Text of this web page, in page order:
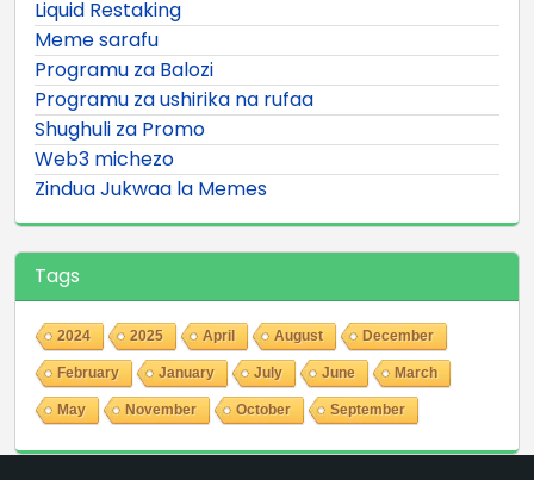
Liquid Restaking
Meme sarafu
Programu za Balozi
Programu za ushirika na rufaa
Shughuli za Promo
Web3 michezo
Zindua Jukwaa la Memes
Tags
2024 2025 April August December
February January July June March
May November October September